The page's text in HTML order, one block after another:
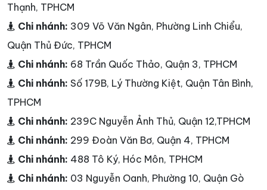
Thạnh, TPHCM
Chi nhánh: 309 Võ Văn Ngân, Phường Linh Chiểu,
Quận Thủ Đức, TPHCM
Chi nhánh: 68 Trần Quốc Thảo, Quận 3, TPHCM
Chi nhánh: Số 179B, Lý Thường Kiệt, Quận Tân Bình,
TPHCM
Chi nhánh: 239C Nguyễn Ảnh Thủ, Quận 12,TPHCM
Chi nhánh: 299 Đoàn Văn Bơ, Quận 4, TPHCM
Chi nhánh: 488 Tô Ký, Hóc Môn, TPHCM
Chi nhánh: 03 Nguyễn Oanh, Phường 10, Quận Gò